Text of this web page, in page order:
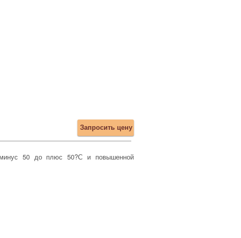
Запросить цену
минус 50 до плюс 50?С и повышенной